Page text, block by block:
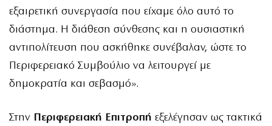
εξαιρετική συνεργασία που είχαμε όλο αυτό το
διάστημα. Η διάθεση σύνθεσης και η ουσιαστική
αντιπολίτευση που ασκήθηκε συνέβαλαν, ώστε το
Περιφερειακό Συμβούλιο να λειτουργεί με
δημοκρατία και σεβασμό».
Στην Περιφερειακή Επιτροπή εξελέγησαν ως τακτικά